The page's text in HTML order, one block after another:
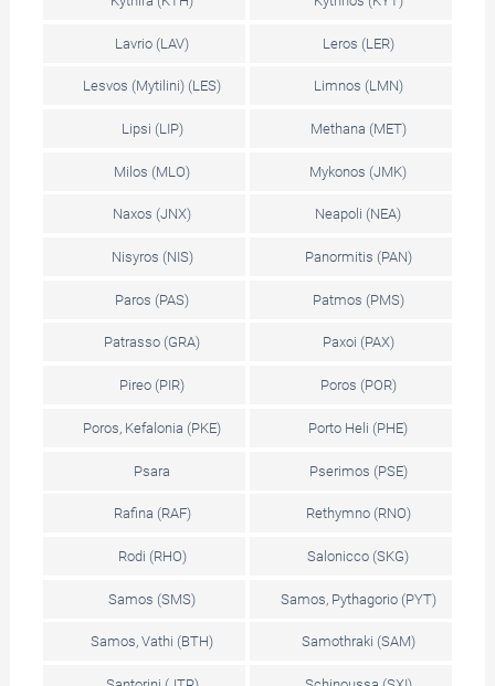
Lavrio (LAV) Leros (LER)
Lesvos (Mytilini) (LES) Limnos (LMN)
Lipsi (LIP) Methana (MET)
Milos (MLO) Mykonos (JMK)
Naxos (JNX) Neapoli (NEA)
Nisyros (NIS) Panormitis (PAN)
Paros (PAS) Patmos (PMS)
Patrasso (GRA) Paxoi (PAX)
Pireo (PIR) Poros (POR)
Poros, Kefalonia (PKE) Porto Heli (PHE)
Psara Pserimos (PSE)
Rafina (RAF) Rethymno (RNO)
Rodi (RHO) Salonicco (SKG)
Samos (SMS) Samos, Pythagorio (PYT)
Samos, Vathi (BTH) Samothraki (SAM)